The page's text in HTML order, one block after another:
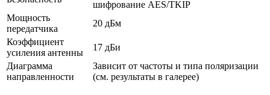
шифрование AES/TKIP
Мощность
передатчика
20 дБм
Коэффициент
усиления антенны
17 дБи
Диаграмма
направленности
Зависит от частоты и типа поляризации
(см. результаты в галерее)